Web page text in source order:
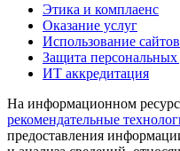
Этика и комплаенс
Оказание услуг
Использование сайтов
Защита
ИТ аккредитация
На информационном
рекомендательные
предоставления